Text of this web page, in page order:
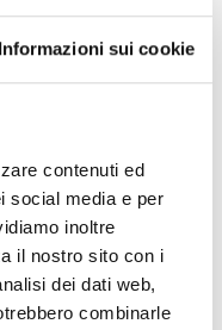
Informazioni sui cookie
contenuti ed
social media e per
inoltre
il nostro sito con i
dei dati web,
combinarle